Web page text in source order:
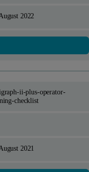
2022
ii-plus-operator-
checklist
2021